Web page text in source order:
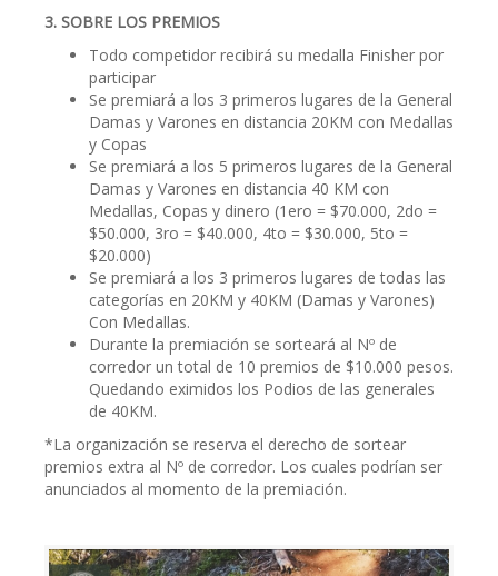
3. SOBRE LOS PREMIOS
Todo competidor recibirá su medalla Finisher por
participar
Se premiará a los 3 primeros lugares de la General
Damas y Varones en distancia 20KM con Medallas
y Copas
Se premiará a los 5 primeros lugares de la General
Damas y Varones en distancia 40 KM con
Medallas, Copas y dinero (1ero = $70.000, 2do =
$50.000, 3ro = $40.000, 4to = $30.000, 5to =
$20.000)
Se premiará a los 3 primeros lugares de todas las
categorías en 20KM y 40KM (Damas y Varones)
Con Medallas.
Durante la premiación se sorteará al Nº de
corredor un total de 10 premios de $10.000 pesos.
Quedando eximidos los Podios de las generales
de 40KM.
*La organización se reserva el derecho de sortear
premios extra al Nº de corredor. Los cuales podrían ser
anunciados al momento de la premiación.